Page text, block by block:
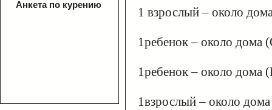
Анкета по курению
1 взрослый – около
1ребенок – около дома
1ребенок – около дома
1взрослый – около